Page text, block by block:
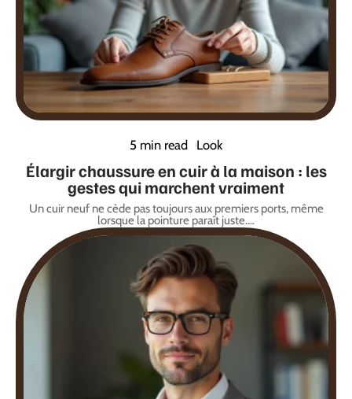
5 min read Look
Élargir chaussure en cuir à la maison : les
gestes qui marchent vraiment
Un cuir neuf ne cède pas toujours aux premiers ports, même
lorsque la pointure paraît juste.…